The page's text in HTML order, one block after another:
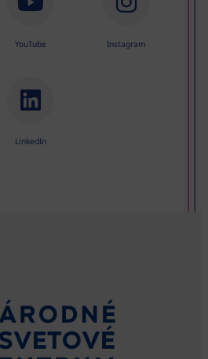
YouTube Instagram
LinkedIn